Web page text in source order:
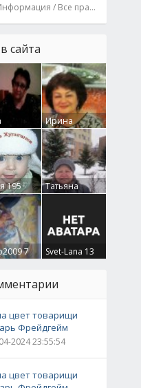
19.06.21, Информация / Все праздники
сайта
0
Ирина
Бруцкая41
195
Татьяна
Крючкова0
7 Svet-Lana 13
цвет товарищи
Фрейдгейм
2024 23:55:54
цвет товарищи